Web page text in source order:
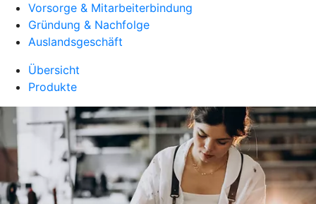
Vorsorge & Mitarbeiterbindung
Gründung & Nachfolge
Auslandsgeschäft
Übersicht
Produkte